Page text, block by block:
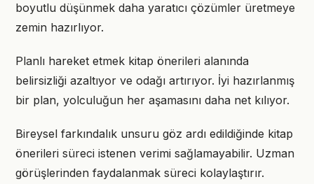
boyutlu düşünmek daha yaratıcı çözümler üretmeye
zemin hazırlıyor.
Planlı hareket etmek kitap önerileri alanında
belirsizliği azaltıyor ve odağı artırıyor. İyi hazırlanmış
bir plan, yolculuğun her aşamasını daha net kılıyor.
Bireysel farkındalık unsuru göz ardı edildiğinde kitap
önerileri süreci istenen verimi sağlamayabilir. Uzman
görüşlerinden faydalanmak süreci kolaylaştırır.